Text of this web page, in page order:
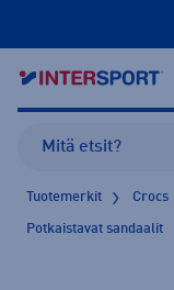
Tuotemerkit Crocs
Potkaistavat sandaalit